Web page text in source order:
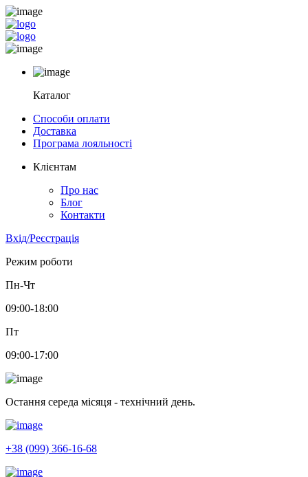
Каталог
Способи оплати
Доставка
Програма лояльності
Клієнтам
Про нас
Блог
Контакти
Вхід/Реєстрація
Режим роботи
Пн-Чт
09:00-18:00
Пт
09:00-17:00
Остання середа місяця - технічний день.
+38 (099) 366-16-68